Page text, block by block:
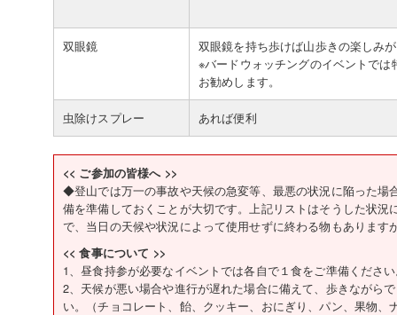
双眼鏡
双眼鏡を持ち歩けば山歩きの楽しみ
※バードウォッチングのイベントでは
お勧めします。
虫除けスプレー あれば便利
<< ご参加の皆様へ >>
◆登山では万一の事故や天候の急変等、最悪の状況に陥った場
備を準備しておくことが大切です。上記リストはそうした状況
で、当日の天候や状況によって使用せずに終わる物もあります
<< 食事について >>
1、昼食持参が必要なイベントでは各自で１食をご準備くださ
2、天候が悪い場合や進行が遅れた場合に備えて、歩きながら
い。（チョコレート、飴、クッキー、おにぎり、パン、果物、